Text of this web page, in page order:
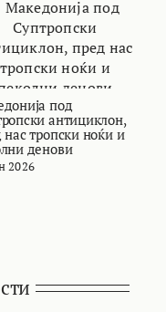
под
антициклон,
нас тропски ноќи и
денови
2026